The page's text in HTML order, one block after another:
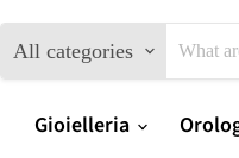
All categories
Gioielleria